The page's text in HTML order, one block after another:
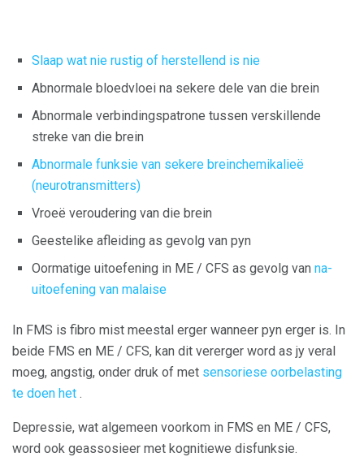
Slaap wat nie rustig of herstellend is nie
Abnormale bloedvloei na sekere dele van die brein
Abnormale verbindingspatrone tussen verskillende
streke van die brein
Abnormale funksie van sekere breinchemikalieë
(neurotransmitters)
Vroeë veroudering van die brein
Geestelike afleiding as gevolg van pyn
Oormatige uitoefening in ME / CFS as gevolg van na-
uitoefening van malaise
In FMS is fibro mist meestal erger wanneer pyn erger is. In
beide FMS en ME / CFS, kan dit vererger word as jy veral
moeg, angstig, onder druk of met sensoriese oorbelasting
te doen het .
Depressie, wat algemeen voorkom in FMS en ME / CFS,
word ook geassosieer met kognitiewe disfunksie.